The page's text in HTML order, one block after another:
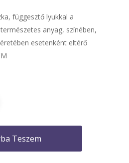
függesztő lyukkal a
anyag, színében,
esetenként eltérő
Teszem